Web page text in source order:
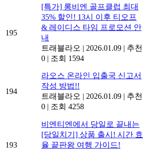
195
[특가] 롱비엔 골프클럽 최대
35% 할인! 13시 이후 티오프
& 레이디스 타임 프로모션 안
내
트래블라오 | 2026.01.09 | 추천
0 | 조회 1594
194
라오스 온라인 입출국 신고서
작성 방법!!
트래블라오 | 2026.01.09 | 추천
0 | 조회 4258
193
비엔티엔에서 당일로 끝내는
[당일치기] 상품 출시! 시간 효
율 끝판왕 여행 가이드!